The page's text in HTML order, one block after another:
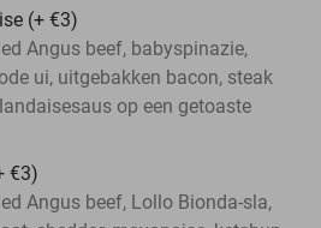
(+ €3)
Angus beef, babyspinazie,
ui, uitgebakken bacon, steak
op een getoaste
€3)
Angus beef, Lollo Bionda-sla,